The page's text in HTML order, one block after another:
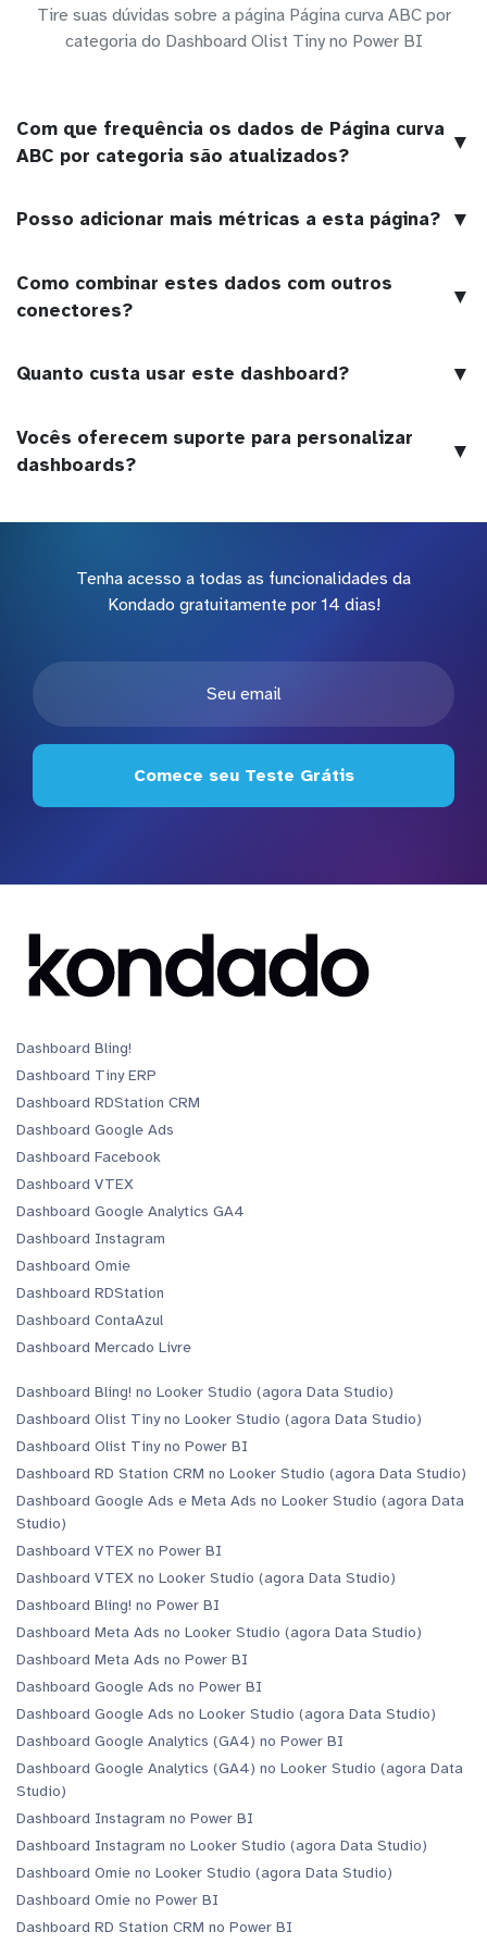
Tire suas dúvidas sobre a página Página curva ABC por
categoria do Dashboard Olist Tiny no Power BI
Com que frequência os dados de Página curva
ABC por categoria são atualizados?
▼
Posso adicionar mais métricas a esta página? ▼
Como combinar estes dados com outros
conectores?
▼
Quanto custa usar este dashboard? ▼
Vocês oferecem suporte para personalizar
dashboards?
▼
Tenha acesso a todas as funcionalidades da
Kondado gratuitamente por 14 dias!
Comece seu Teste Grátis
Dashboard Bling!
Dashboard Tiny ERP
Dashboard RDStation CRM
Dashboard Google Ads
Dashboard Facebook
Dashboard VTEX
Dashboard Google Analytics GA4
Dashboard Instagram
Dashboard Omie
Dashboard RDStation
Dashboard ContaAzul
Dashboard Mercado Livre
Dashboard Bling! no Looker Studio (agora Data Studio)
Dashboard Olist Tiny no Looker Studio (agora Data Studio)
Dashboard Olist Tiny no Power BI
Dashboard RD Station CRM no Looker Studio (agora Data Studio)
Dashboard Google Ads e Meta Ads no Looker Studio (agora Data
Studio)
Dashboard VTEX no Power BI
Dashboard VTEX no Looker Studio (agora Data Studio)
Dashboard Bling! no Power BI
Dashboard Meta Ads no Looker Studio (agora Data Studio)
Dashboard Meta Ads no Power BI
Dashboard Google Ads no Power BI
Dashboard Google Ads no Looker Studio (agora Data Studio)
Dashboard Google Analytics (GA4) no Power BI
Dashboard Google Analytics (GA4) no Looker Studio (agora Data
Studio)
Dashboard Instagram no Power BI
Dashboard Instagram no Looker Studio (agora Data Studio)
Dashboard Omie no Looker Studio (agora Data Studio)
Dashboard Omie no Power BI
Dashboard RD Station CRM no Power BI